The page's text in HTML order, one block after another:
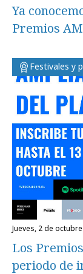
Ya
Premios
Festivales y
jueves, 2 de
Los
periodo de